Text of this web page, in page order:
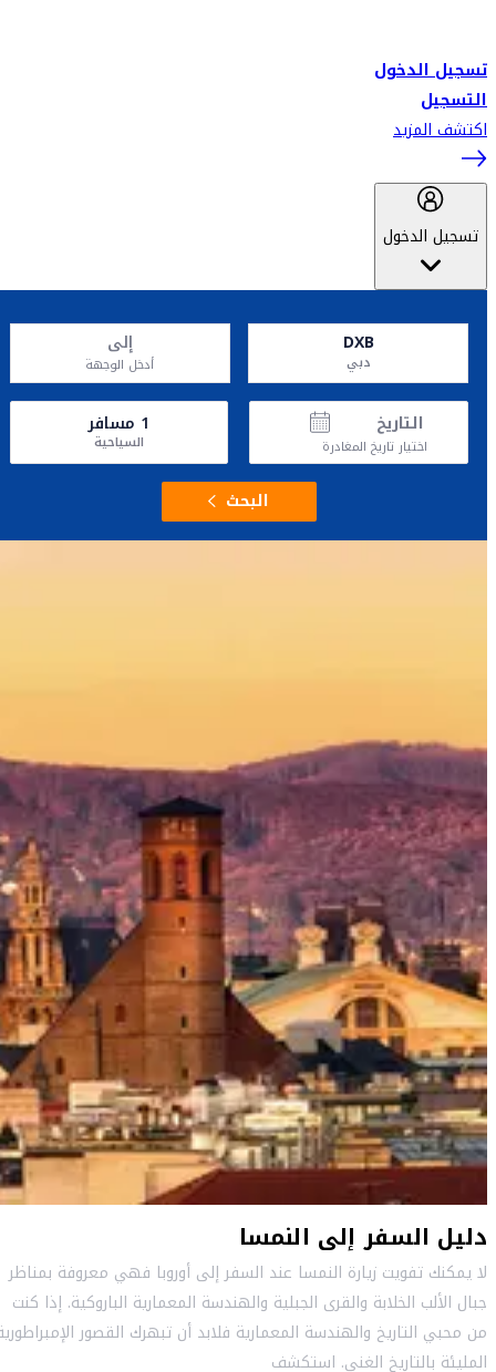
تسجيل الدخول
التسجيل
اكتشف المزيد
تسجيل الدخول
DXB
دبي
إلى
أدخل الوجهة
التاريخ
اختيار تاريخ المغادرة
1 مسافر
السياحية
البحث
دليل السفر إلى النمسا
لا يمكنك تفويت زيارة النمسا عند السفر إلى أوروبا فهي معروفة بمناظر
جبال الألب الخلابة والقرى الجبلية والهندسة المعمارية الباروكية. إذا كنت
من محبي التاريخ والهندسة المعمارية فلابد أن تبهرك القصور
المليئة بالتاريخ الغني. استكشف